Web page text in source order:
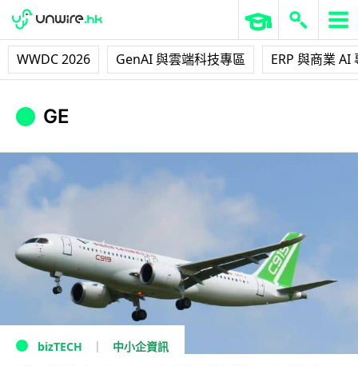
WWDC 2026 GenAI 與雲端科技專區 ERP 與商業 AI
GE
bizTECH 中小企資訊